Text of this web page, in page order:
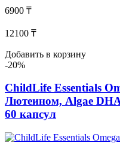
6900 ₸
12100 ₸
Добавить в корзину
-20%
ChildLife Essentials
Лютеином, Algae
60 капсул